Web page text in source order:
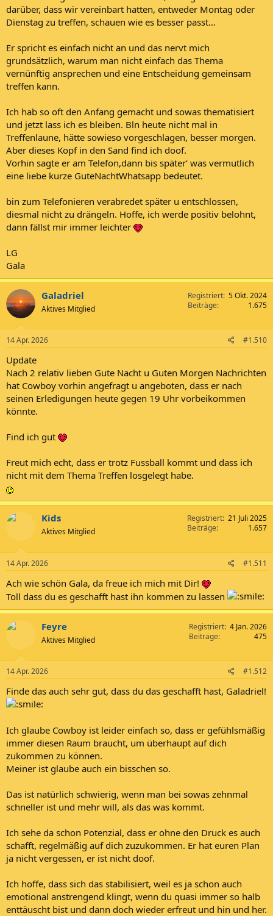
darüber, dass wir vereinbart hatten, entweder Montag oder
Dienstag zu treffen, schauen wie es besser passt…
Er spricht es einfach nicht an und das nervt mich
grundsätzlich, warum man nicht einfach das Thema
vernünftig ansprechen und eine Entscheidung gemeinsam
treffen kann.
Ich hab so oft den Anfang gemacht und sowas thematisiert
und jetzt lass ich es bleiben. Bln heute nicht mal in
Treffenlaune, hätte sowieso vorgeschlagen, besser morgen.
Aber dieses Kopf in den Sand find ich doof.
Vorhin sagte er am Telefon,dann bis später‘ was vermutlich
eine liebe kurze GuteNachtWhatsapp bedeutet.
bin zum Telefonieren verabredet später u entschlossen,
diesmal nicht zu drängeln. Hoffe, ich werde positiv belohnt,
dann fällst mir immer leichter
LG
Gala
Galadriel
Aktives Mitglied
Registriert 5 Okt. 2024
Beiträge
1.675
14 Apr. 2026 #1.510
Update
Nach 2 relativ lieben Gute Nacht u Guten Morgen Nachrichten
hat Cowboy vorhin angefragt u angeboten, dass er nach
seinen Erledigungen heute gegen 19 Uhr vorbeikommen
könnte.
Find ich gut
Freut mich echt, dass er trotz Fussball kommt und dass ich
nicht mit dem Thema Treffen losgelegt habe.
Kids
Aktives Mitglied
Registriert 21 Juli 2025
Beiträge
1.657
14 Apr. 2026 #1.511
Ach wie schön Gala, da freue ich mich mit Dir!
Toll dass du es geschafft hast ihn kommen zu lassen
Feyre
Aktives Mitglied
Registriert 4 Jan. 2026
Beiträge
475
14 Apr. 2026 #1.512
Finde das auch sehr gut, dass du das geschafft hast, Galadriel!
Ich glaube Cowboy ist leider einfach so, dass er gefühlsmäßig
immer diesen Raum braucht, um überhaupt auf dich
zukommen zu können.
Meiner ist glaube auch ein bisschen so.
Das ist natürlich schwierig, wenn man bei sowas zehnmal
schneller ist und mehr will, als das was kommt.
Ich sehe da schon Potenzial, dass er ohne den Druck es auch
schafft, regelmäßig auf dich zuzukommen. Er hat euren Plan
ja nicht vergessen, er ist nicht doof.
Ich hoffe, dass sich das stabilisiert, weil es ja schon auch
emotional anstrengend klingt, wenn du quasi immer so halb
enttäuscht bist und dann doch wieder erfreut und hin und her.